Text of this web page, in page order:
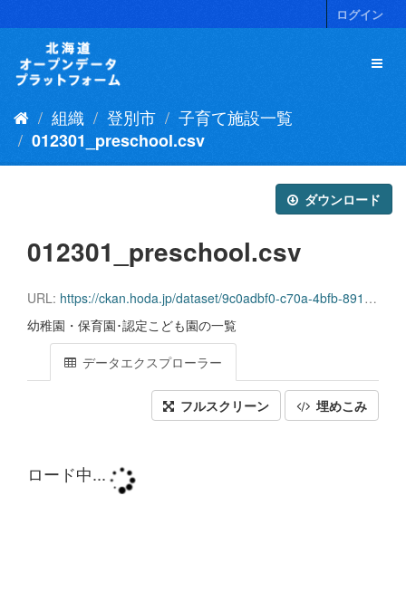
キ
ログイン
組織 登別市
子育て施設一覧
012301_preschool.csv
ダウンロード
012301_preschool.csv
URL: https://ckan.hoda.jp/dataset/9c0adbf0-c70a-4bfb-8913-e28a376c7785/resource/7b5902be-548d-4893-8aeb-a690e7d50964/download/012301_preschool.csv.csv
幼稚園・保育園･認定こども園の一覧
データエクスプローラー
フルスクリーン 埋めこみ